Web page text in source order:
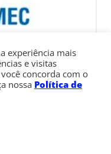
experiência mais
e visitas
você concorda com o
nossa Política de